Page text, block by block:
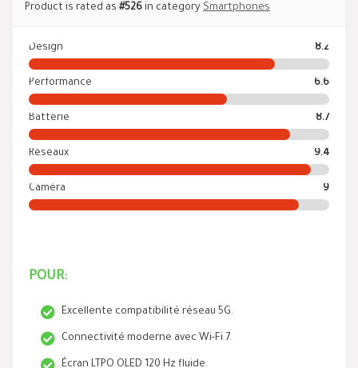
Product is rated as #526 in category Smartphones
Design 8.2
Performance 6.6
Batterie 8.7
Réseaux 9.4
Caméra 9
POUR:
Excellente compatibilité réseau 5G.
Connectivité moderne avec Wi-Fi 7.
Écran LTPO OLED 120 Hz fluide.